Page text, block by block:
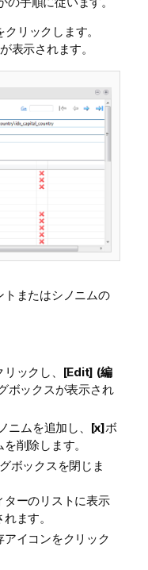
クリックします。
表示されます。
またはシノニムの
ックし、 [Edit] (編
ボックスが表示され
ニムを追加し、 [x]ボ
削除します。
ボックスを閉じま
ターのリストに表示
ます。
イコンをクリック